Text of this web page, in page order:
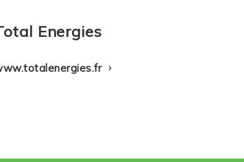
Energies